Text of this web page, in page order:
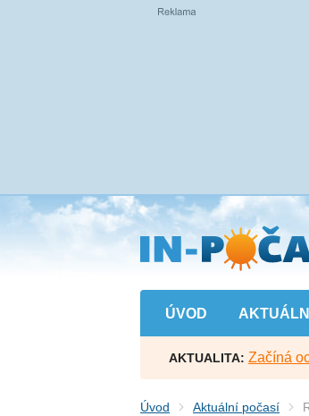
Přejít
na
hlavní
obsah
ÚVOD
AKTUALITA: Začíná
Úvod Aktuální počasí